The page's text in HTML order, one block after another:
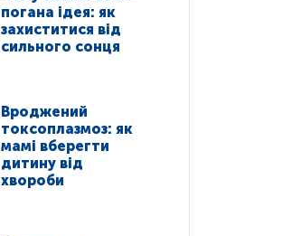
погана ідея: як
захиститися від
сильного сонця
Вроджений
токсоплазмоз: як
мамі вберегти
дитину від
хвороби